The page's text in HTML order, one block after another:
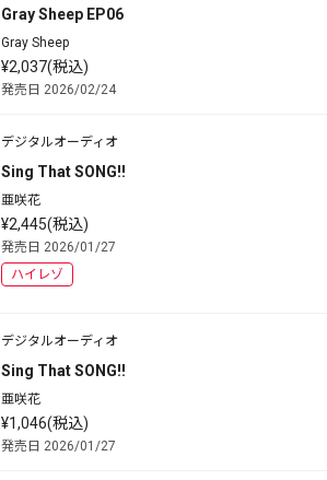
Gray Sheep EP06
Gray Sheep
¥2,037(税込)
発売日 2026/02/24
デジタルオーディオ
Sing That SONG!!
亜咲花
¥2,445(税込)
発売日 2026/01/27
ハイレゾ
デジタルオーディオ
Sing That SONG!!
亜咲花
¥1,046(税込)
発売日 2026/01/27